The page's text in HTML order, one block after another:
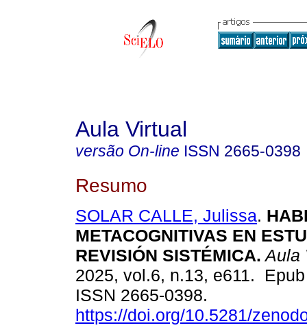
Aula Virtual
versão On-line ISSN 2665-0398
Resumo
SOLAR CALLE, Julissa.
METACOGNITIVAS EN
REVISIÓN SISTÉMICA. Aula
2025, vol.6, n.13, e611.
ISSN 2665-0398.
https://doi.org/10.5281/